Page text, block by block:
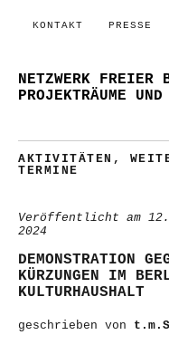
KONTAKT PRESSE
NETZWERK FREIER
PROJEKTRÄUME
AKTIVITÄTEN ,
TERMINE
Veröffentlicht am
2024
DEMONSTRATION
KÜRZUNGEN IM
KULTURHAUSHALT
geschrieben von